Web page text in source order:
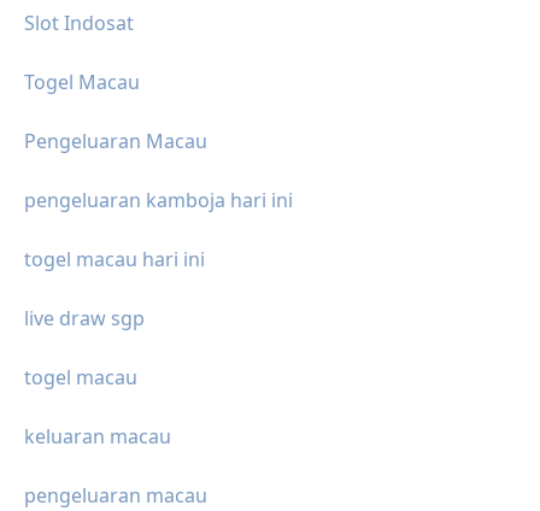
Slot Indosat
Togel Macau
Pengeluaran Macau
pengeluaran kamboja hari ini
togel macau hari ini
live draw sgp
togel macau
keluaran macau
pengeluaran macau